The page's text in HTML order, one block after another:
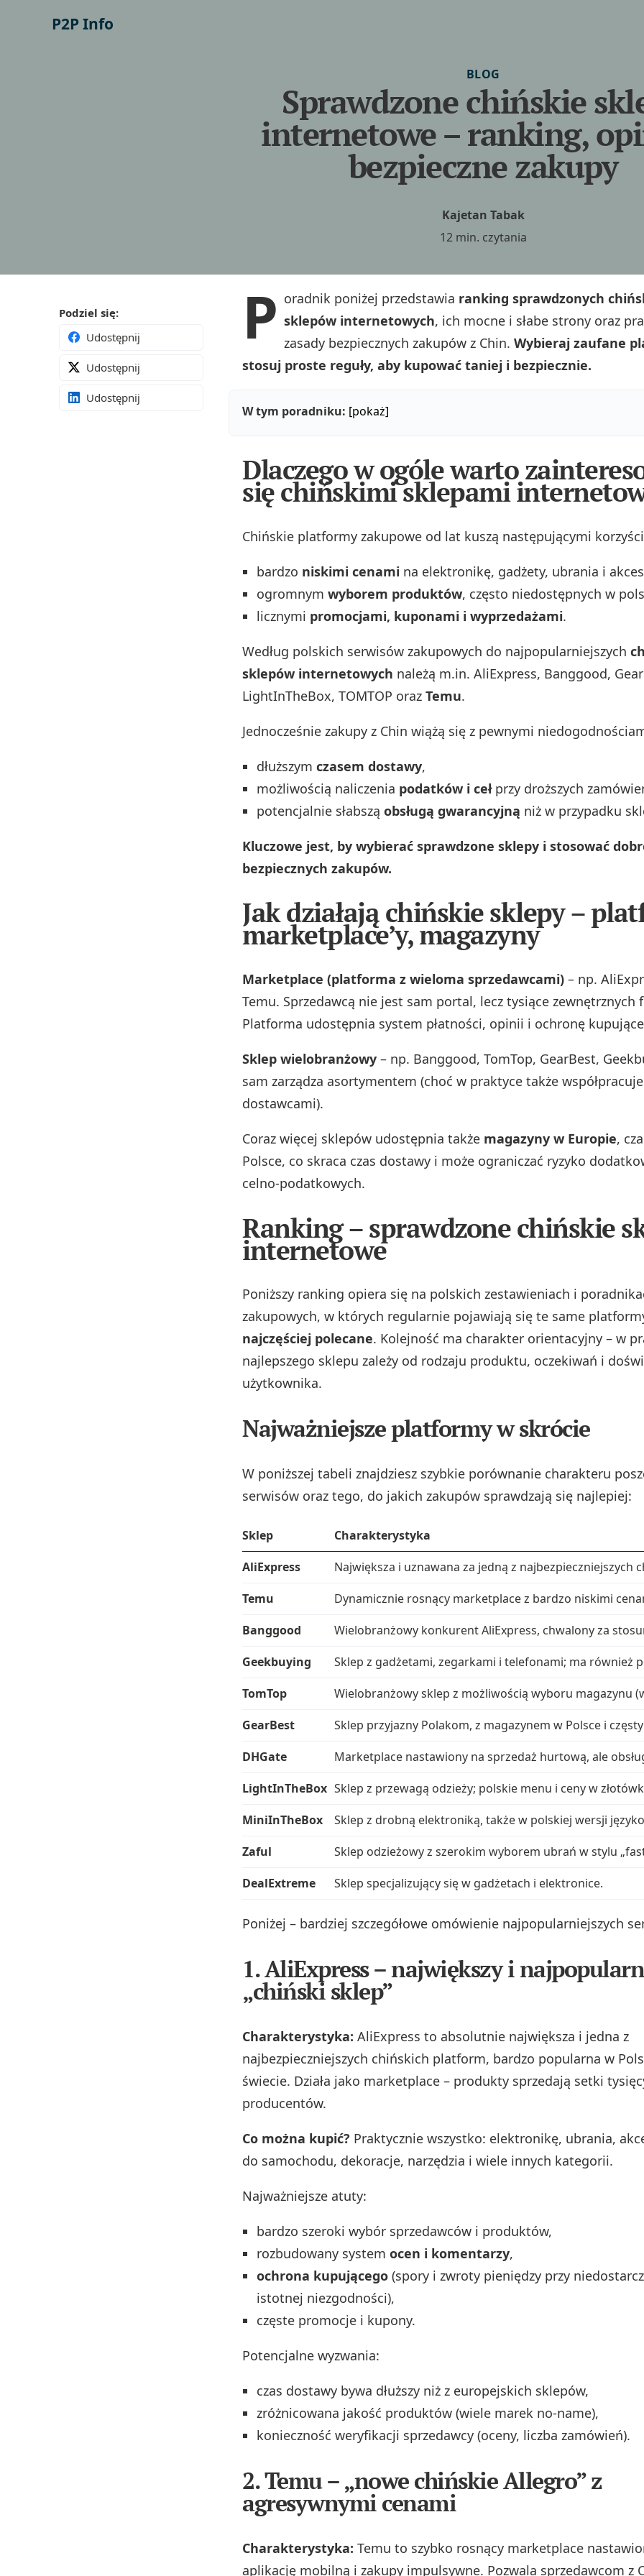
P2P Info
BLOG
Sprawdzone chińskie
internetowe – ranking,
bezpieczne zakupy
Kajetan Tabak
12 min. czytania
Podziel się:
Udostępnij
Udostępnij
Udostępnij
P oradnik poniżej przedstawia ranking sprawdzonych
sklepów internetowych, ich mocne i słabe strony oraz
zasady bezpiecznych zakupów z Chin. Wybieraj zaufane
stosuj proste reguły, aby kupować taniej i bezpiecznie.
W tym poradniku: [pokaż]
Dlaczego w ogóle warto
się chińskimi sklepami
Chińskie platformy zakupowe od lat kuszą następującymi
bardzo niskimi cenami na elektronikę, gadżety, ubrania i
ogromnym wyborem produktów, często niedostępnych w
licznymi promocjami, kuponami i wyprzedażami.
Według polskich serwisów zakupowych do najpopularniejszych
sklepów internetowych należą m.in. AliExpress, Banggood,
LightInTheBox, TOMTOP oraz Temu.
Jednocześnie zakupy z Chin wiążą się z pewnymi
dłuższym czasem dostawy,
możliwością naliczenia podatków i cełprzy droższych
potencjalnie słabszą obsługą gwarancyjną niż w przypadku
Kluczowe jest, by wybierać sprawdzone sklepy i stosować
bezpiecznych zakupów.
Jak działają chińskie sklepy –
marketplace’y, magazyny
Marketplace (platforma z wieloma sprzedawcami) – np.
Temu. Sprzedawcą nie jest sam portal, lecz tysiące zewnętrznych
Platforma udostępnia system płatności, opinii i ochronę
Sklep wielobranżowy – np. Banggood, TomTop, GearBest,
sam zarządza asortymentem (choć w praktyce także
dostawcami).
Coraz więcej sklepów udostępnia także magazyny w Europie,
Polsce, co skraca czas dostawy i może ograniczać ryzyko
celno‑podatkowych.
Ranking – sprawdzone chińskie
internetowe
Poniższy ranking opiera się na polskich zestawieniach i
zakupowych, w których regularnie pojawiają się te same
najczęściej polecane. Kolejność ma charakter orientacyjny – w
najlepszego sklepu zależy od rodzaju produktu, oczekiwań i
użytkownika.
Najważniejsze platformy w skrócie
W poniższej tabeli znajdziesz szybkie porównanie charakteru
serwisów oraz tego, do jakich zakupów sprawdzają się najlepiej:
Sklep Charakterystyka
AliExpress
Największa i uznawana za jedną z najbezpieczniejszych
Temu
Dynamicznie rosnący marketplace z bardzo niskimi
Banggood
Wielobranżowy konkurent AliExpress, chwalony za
Geekbuying
Sklep z gadżetami, zegarkami i telefonami; ma również
TomTop
Wielobranżowy sklep z możliwością wyboru magazynu
GearBest
Sklep przyjazny Polakom, z magazynem w Polsce i
DHGate
Marketplace nastawiony na sprzedaż hurtową, ale
LightInTheBox Sklep z przewagą odzieży; polskie menu i ceny w
MiniInTheBox
Sklep z drobną elektroniką, także w polskiej wersji
Zaful
Sklep odzieżowy z szerokim wyborem ubrań w stylu
DealExtreme
Sklep specjalizujący się w gadżetach i elektronice.
Poniżej – bardziej szczegółowe omówienie najpopularniejszych
1. AliExpress – największy i
„chiński sklep”
Charakterystyka: AliExpress to absolutnie największa i jedna z
najbezpieczniejszych chińskich platform, bardzo popularna w
świecie. Działa jako marketplace – produkty sprzedają setki
producentów.
Co można kupić? Praktycznie wszystko: elektronikę, ubrania,
do samochodu, dekoracje, narzędzia i wiele innych kategorii.
Najważniejsze atuty:
bardzo szeroki wybór sprzedawców i produktów,
rozbudowany system ocen i komentarzy,
ochrona kupującego (spory i zwroty pieniędzy przy
istotnej niezgodności),
częste promocje i kupony.
Potencjalne wyzwania:
czas dostawy bywa dłuższy niż z europejskich sklepów,
zróżnicowana jakość produktów (wiele marek no‑name),
konieczność weryfikacji sprzedawcy (oceny, liczba zamówień).
2. Temu – „nowe chińskie Allegro” z
agresywnymi cenami
Charakterystyka: Temu to szybko rosnący marketplace
aplikację mobilną i zakupy impulsywne. Pozwala sprzedawcom z